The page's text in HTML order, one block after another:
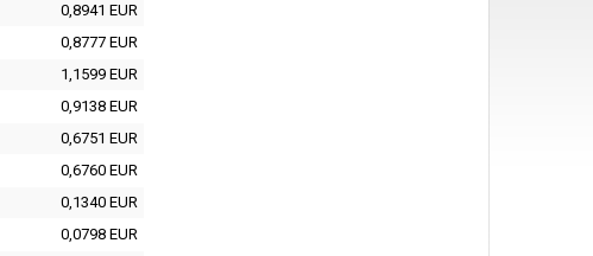
0,8941 EUR
0,8777 EUR
1,1599 EUR
0,9138 EUR
0,6751 EUR
0,6760 EUR
0,1340 EUR
0,0798 EUR